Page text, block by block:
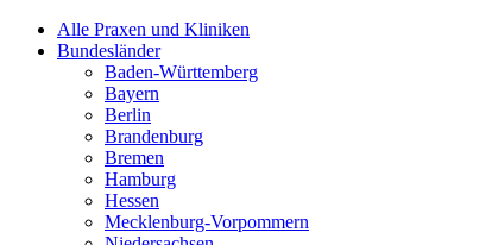
Alle Praxen und Kliniken
Bundesländer
Baden-Württemberg
Bayern
Berlin
Brandenburg
Bremen
Hamburg
Hessen
Mecklenburg-Vorpommern